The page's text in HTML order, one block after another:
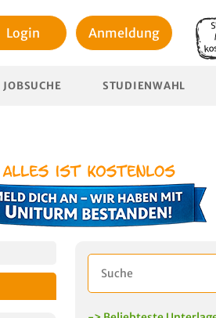
Login Anmeldung
JOBSUCHE STUDIENWAHL